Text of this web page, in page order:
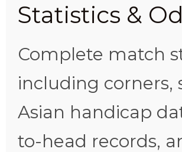
Statistics &
Complete match
including corners,
Asian handicap
to-head records,